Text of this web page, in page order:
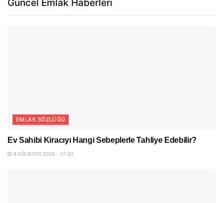
Güncel Emlak Haberleri
EMLAK SÖZLÜĞÜ
Ev Sahibi Kiracıyı Hangi Sebeplerle Tahliye Edebilir?
6 AĞUSTOS 2026 - 17:33